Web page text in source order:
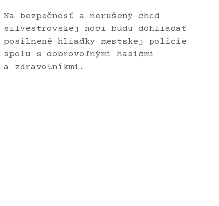
Na bezpečnosť a nerušený chod
silvestrovskej noci budú dohliadať
posilnené hliadky mestskej polície
spolu s dobrovoľnými hasičmi
a zdravotníkmi.